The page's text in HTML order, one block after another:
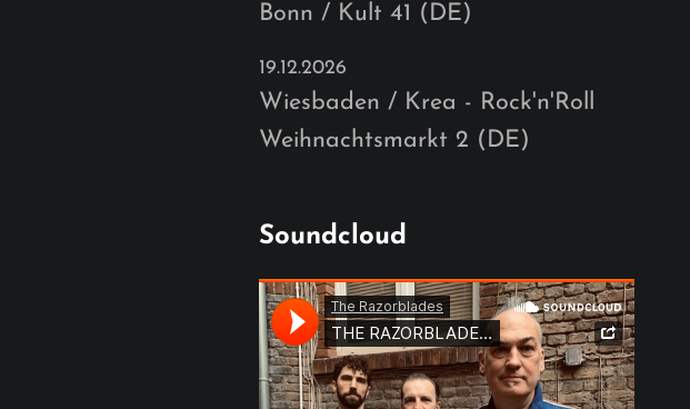
Bonn / Kult 41 (DE)
19.12.2026
Wiesbaden / Krea - Rock'n'Roll
Weihnachtsmarkt 2 (DE)
Soundcloud